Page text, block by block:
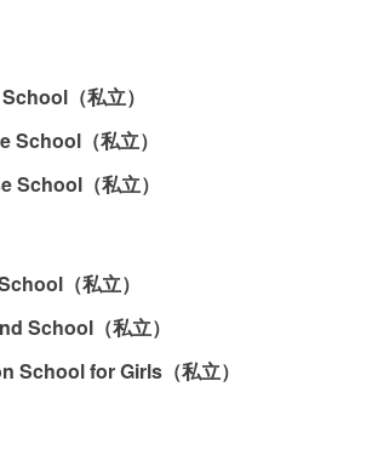
（私立）
School（私立）
School（私立）
（私立）
School（私立）
School for Girls（私立）